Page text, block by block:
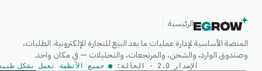
الرئيسية
المنصة الأساسية لإدارة عمليات ما بعد البيع للتجارة الإلكترونية. الطلبات،
وصندوق الوارد، والشحن، والمرتجعات، والتحليلات — في مكان واحد.
الإصدار 2.0 · الحالة: ● جميع الأنظمة تعمل بشكل